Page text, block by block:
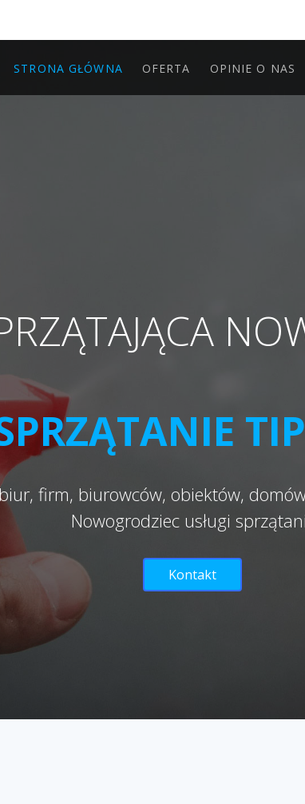
STRONA GŁÓWNA OFERTA OPINIE O NAS
firm, biurowców, obiektów,
Nowogrodziec usługi
Kontakt